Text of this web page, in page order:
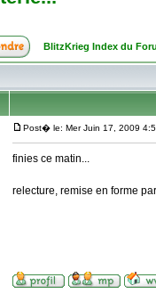
BlitzKrieg Index du
Post� le: Mer Juin 17, 2009
finies ce matin...
relecture, remise en forme